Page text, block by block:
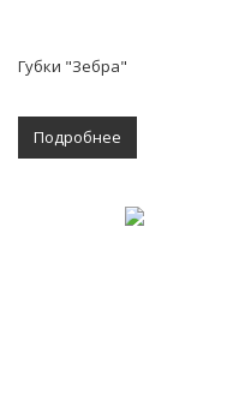
Губки "Зебра"
Подробнее